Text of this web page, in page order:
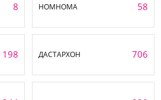
8 НОМНОМА 58
198 ДАСТАРХОН 706